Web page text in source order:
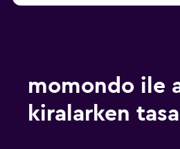
Berlin BUCHBINDER araç
momondo ile
kiralarken